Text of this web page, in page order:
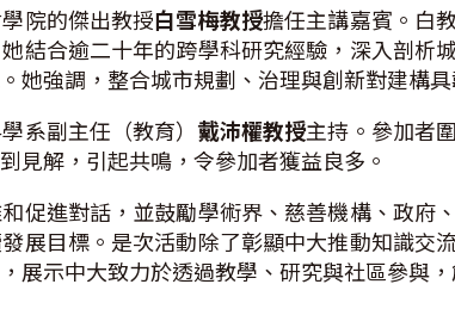
院的傑出教授白雪梅教授擔任主講嘉賓。白
結合逾二十年的跨學科研究經驗，深入剖析
她強調，整合城市規劃、治理與創新對建構
系副主任（教育） 戴沛權教授主持。參加者
見解，引起共鳴，令參加者獲益良多。
促進對話，並鼓勵學術界、慈善機構、政
展目標。是次活動除了彰顯中大推動知識交
展示中大致力於透過教學、研究與社區參與